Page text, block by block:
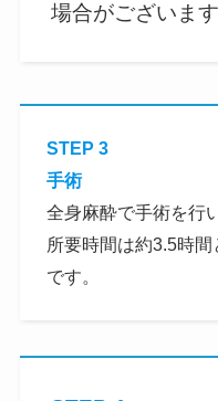
場合がございます
STEP 3
手術
全身麻酔で手術を行
所要時間は約3.5時
です。